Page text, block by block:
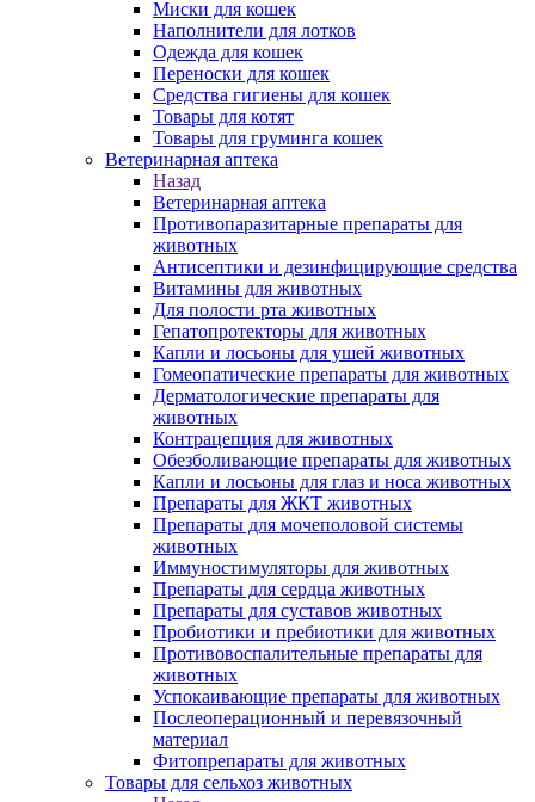
Миски для кошек
Наполнители для лотков
Одежда для кошек
Переноски для кошек
Средства гигиены для кошек
Товары для котят
Товары для груминга кошек
Ветеринарная аптека
Назад
Ветеринарная аптека
Противопаразитарные препараты для
животных
Антисептики и дезинфицирующие средства
Витамины для животных
Для полости рта животных
Гепатопротекторы для животных
Капли и лосьоны для ушей животных
Гомеопатические препараты для животных
Дерматологические препараты для
животных
Контрацепция для животных
Обезболивающие препараты для животных
Капли и лосьоны для глаз и носа животных
Препараты для ЖКТ животных
Препараты для мочеполовой системы
животных
Иммуностимуляторы для животных
Препараты для сердца животных
Препараты для суставов животных
Пробиотики и пребиотики для животных
Противовоспалительные препараты для
животных
Успокаивающие препараты для животных
Послеоперационный и перевязочный
материал
Фитопрепараты для животных
Товары для сельхоз животных